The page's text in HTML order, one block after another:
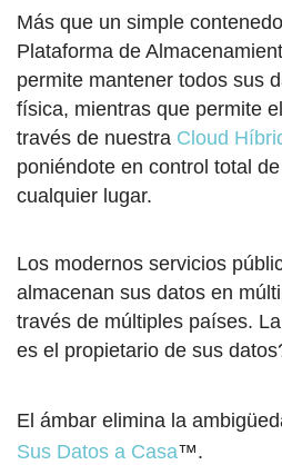
Más que un simple
Plataforma de
permite mantener todos sus
física, mientras que permite
través de nuestra Cloud
poniéndote en control total
cualquier lugar.
Los modernos servicios
almacenan sus datos en
través de múltiples países.
es el propietario de sus
El ámbar elimina la
Sus Datos a Casa™.